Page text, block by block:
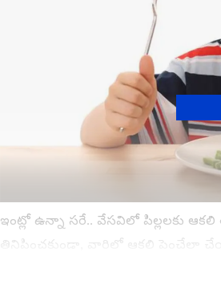
ఇంట్లో ఉన్నా సరే.. వేసవిలో పిల్లలకు
తినిపించకుండా, వారిలో ఆకలి పెంచేలా